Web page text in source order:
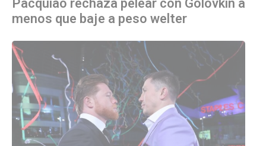
menos que baje a peso welter